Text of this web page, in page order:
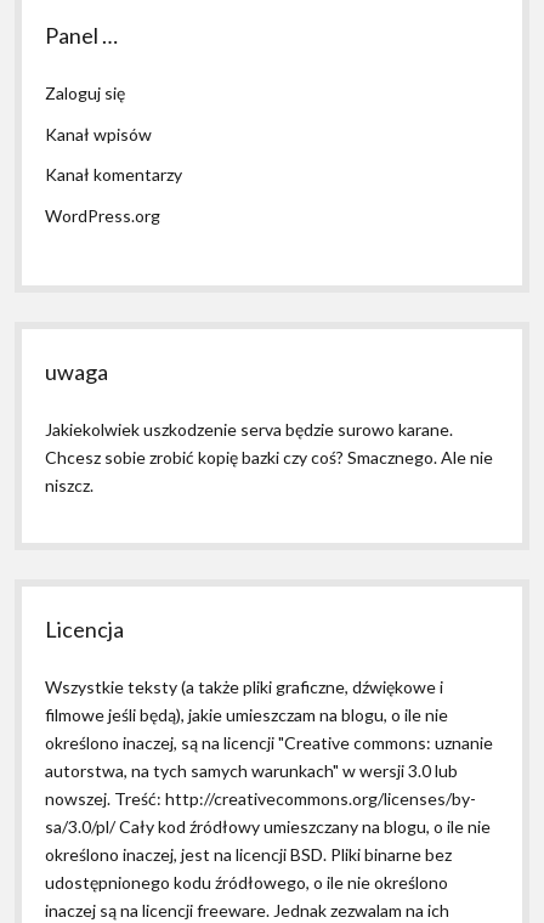
Panel …
Zaloguj się
Kanał wpisów
Kanał komentarzy
WordPress.org
uwaga
Jakiekolwiek uszkodzenie serva będzie surowo karane.
Chcesz sobie zrobić kopię bazki czy coś? Smacznego. Ale nie
niszcz.
Licencja
Wszystkie teksty (a także pliki graficzne, dźwiękowe i
filmowe jeśli będą), jakie umieszczam na blogu, o ile nie
określono inaczej, są na licencji "Creative commons: uznanie
autorstwa, na tych samych warunkach" w wersji 3.0 lub
nowszej. Treść: http://creativecommons.org/licenses/by-
sa/3.0/pl/ Cały kod źródłowy umieszczany na blogu, o ile nie
określono inaczej, jest na licencji BSD. Pliki binarne bez
udostępnionego kodu źródłowego, o ile nie określono
inaczej są na licencji freeware. Jednak zezwalam na ich